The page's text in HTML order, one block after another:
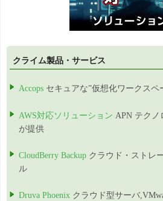
クライム製品・サービス
Accops セキュアな”仮想化ワークスペ
AWS対応ソリューション APN テクノ
が提供
CloudBerry Backup クラウド・ストレ
ル
Druva Phoenix クラウド型サーバ